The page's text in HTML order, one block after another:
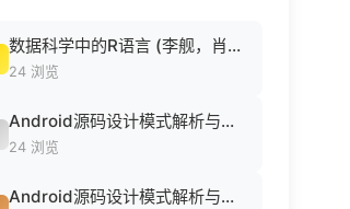
数据科学中的R语言 (李舰，肖凯著, 李舰，肖凯著；吴喜之审校, Pdg2Pic).pdf
24 浏览
Android源码设计模式解析与实战 (何红辉，关爱民著, 何红辉, 关爱民著, 何红辉, 关爱民).pdf
24 浏览
Android源码设计模式解析与实战 (何红辉，关爱民著, 何红辉, 关爱民著, 何红辉, 关爱民).pdf